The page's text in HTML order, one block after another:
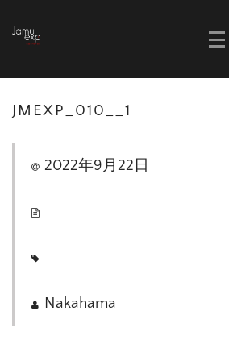
JMEXP_010__1
2022年9月22日
Nakahama